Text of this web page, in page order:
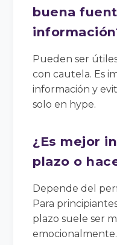
buena
Pueden ser
con cautela. Es
información y
solo en hype.
¿Es mejor
plazo o
Depende del
Para
plazo suele ser
emocionalmente.